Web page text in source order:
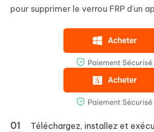
pour supprimer le verrou FRP d'un
Téléchargez, installez et